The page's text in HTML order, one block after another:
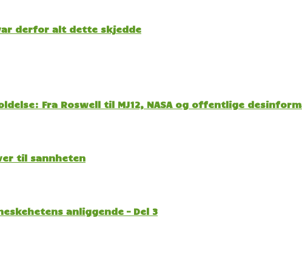
derfor alt dette skjedde
Fra Roswell til MJ12, NASA og offentlige
til sannheten
anliggende – Del 3